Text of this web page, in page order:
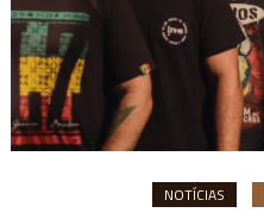
NOTÍCIAS